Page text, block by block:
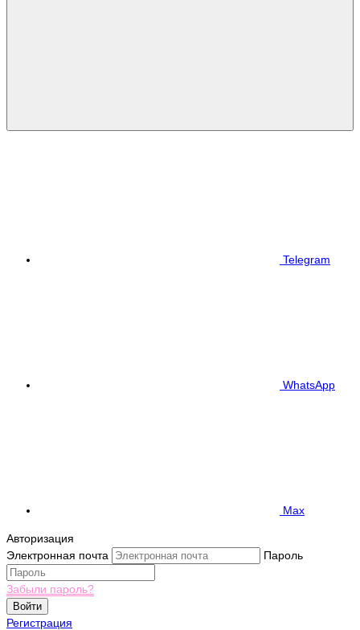
Telegram
WhatsApp
Max
Авторизация
Электронная почта
Пароль
Забыли пароль?
Войти
Регистрация